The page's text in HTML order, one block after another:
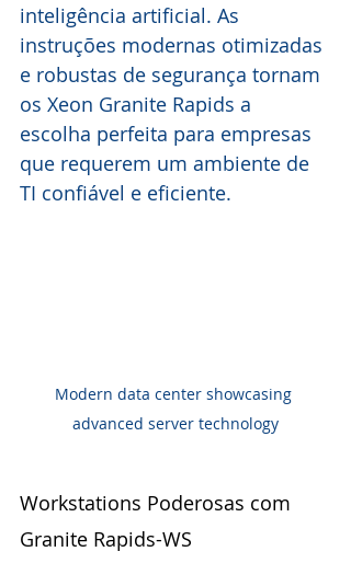
inteligência artificial. As
instruções modernas otimizadas
e robustas de segurança tornam
os Xeon Granite Rapids a
escolha perfeita para empresas
que requerem um ambiente de
TI confiável e eficiente.
Modern data center showcasing
advanced server technology
Workstations Poderosas com
Granite Rapids-WS